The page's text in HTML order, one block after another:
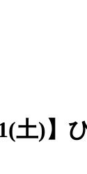
土)